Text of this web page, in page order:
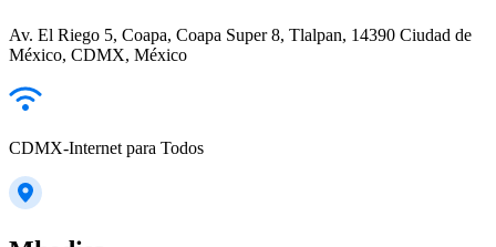
Av. El Riego 5, Coapa, Coapa Super 8, Tlalpan, 14390 Ciudad de
México, CDMX, México
CDMX-Internet para Todos